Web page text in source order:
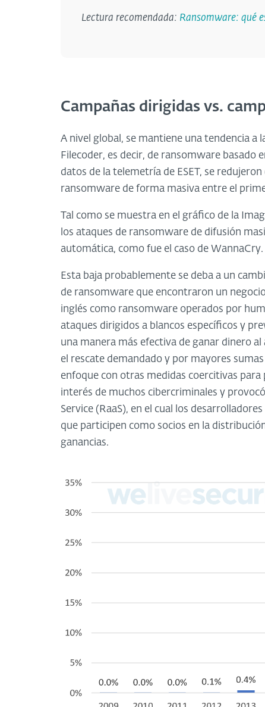
Lectura recomendada: Ransomware: qué
Campañas dirigidas vs.
A nivel global, se mantiene una tendencia a
Filecoder, es decir, de ransomware basado
datos de la telemetría de ESET, se
ransomware de forma masiva entre el
Tal como se muestra en el gráfico de la
los ataques de ransomware de difusión
automática, como fue el caso de WannaCry.
Esta baja probablemente se deba a un
de ransomware que encontraron un
inglés como ransomware operados por
ataques dirigidos a blancos específicos y
una manera más efectiva de ganar dinero
el rescate demandado y por mayores
enfoque con otras medidas coercitivas
interés de muchos cibercriminales y
Service (RaaS), en el cual los
que participen como socios en la
ganancias.